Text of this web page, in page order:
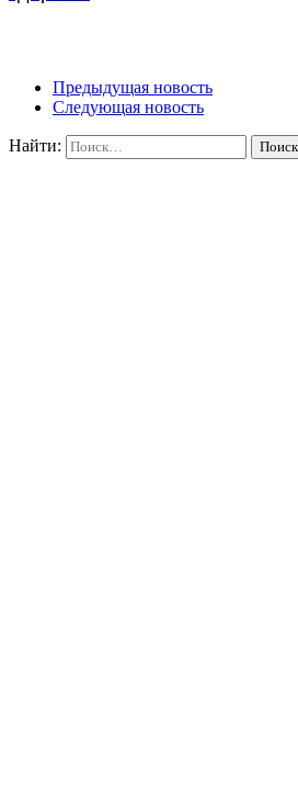
Предыдущая новость
Следующая новость
Найти: